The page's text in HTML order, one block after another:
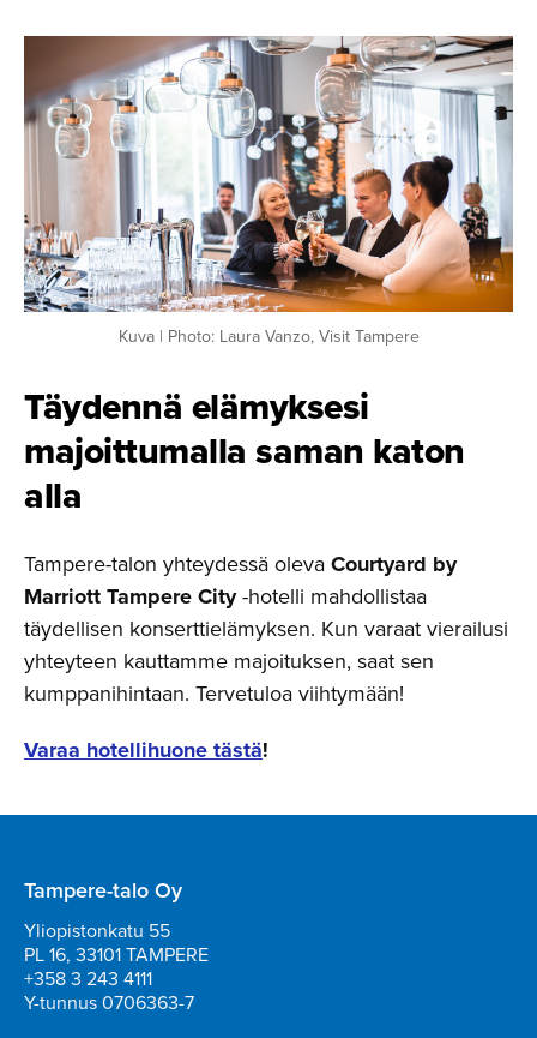
Kuva | Photo: Laura Vanzo, Visit Tampere
Täydennä elämyksesi
majoittu­malla saman katon
alla
Tampere-talon yhteydessä olevaCourtyard by
Marriott Tampere City-hotelli mahdollistaa
täydellisen konserttielämyksen. Kun varaat vierailusi
yhteyteen kauttamme majoituksen, saat sen
kumppanihintaan. Tervetuloa viihtymään!
Varaa hotellihuone tästä!
Tampere-talo Oy
Yliopistonkatu 55
PL 16, 33101 TAMPERE
+358 3 243 4111
Y-tunnus 0706363-7